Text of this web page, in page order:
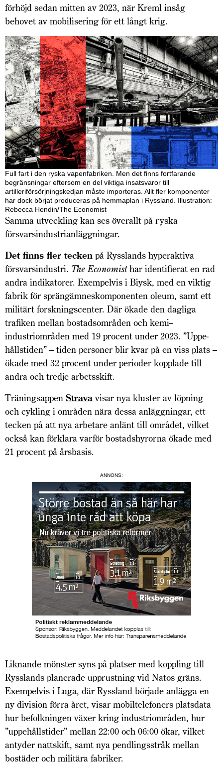
förhöjd sedan mitten av 2023, när Kreml insåg
behovet av mobilisering för ett långt krig.
Full fart i den ryska vapenfabriken. Men det finns fortfarande
begränsningar eftersom en del viktiga insatsvaror till
artilleriförsörjningskedjan måste importeras. Allt fler komponenter
har dock börjat produceras på hemmaplan i Ryssland. Illustration:
Rebecca Hendin/The Economist
Samma utveckling kan ses överallt på ryska
försvarsindustrianläggningar.
Det finns fler tecken på Rysslands hyperaktiva
försvarsindustri. The Economisthar identifierat en rad
andra indikatorer. Exempelvis i Biysk, med en viktig
fabrik för sprängämneskomponenten oleum, samt ett
militärt forskningscenter. Där ökade den dagliga
trafiken mellan bostadsområden och kemi-­
industriområden med 19 procent under 2023. ”Uppe­
hållstiden” – tiden personer blir kvar på en viss plats –
ökade med 32 procent under perioder kopplade till
andra och tredje arbetsskift.
Träningsappen Stravavisar nya kluster av löpning
och cykling i områden nära dessa anläggningar, ett
tecken på att nya arbetare anlänt till området, vilket
också kan förklara varför bostadshyrorna ökade med
21 procent på årsbasis.
ANNONS:
Liknande mönster syns på platser med koppling till
Rysslands planerade upprustning vid Natos gräns.
Exempelvis i Luga, där Ryssland började anlägga en
ny division förra året, visar mobiltelefoners platsdata
hur befolkningen växer kring industriområden, hur
”uppehållstider” mellan 22:00 och 06:00 ökar, vilket
antyder nattskift, samt nya pendlingsstråk mellan
bostäder och militära fabriker.